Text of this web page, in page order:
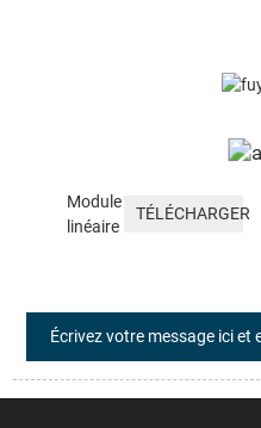
Module
linéaire
TÉLÉCHARGER
Écrivez votre message ici et